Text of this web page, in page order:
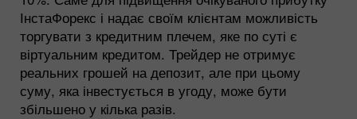
ІнстаФорекс і надає своїм клієнтам можливість
торгувати з кредитним плечем, яке по суті є
віртуальним кредитом. Трейдер не отримує
реальних грошей на депозит, але при цьому
суму, яка інвестується в угоду, може бути
збільшено у кілька разів.